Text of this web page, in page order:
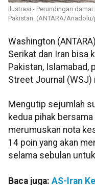
Ilustrasi - Perundingan
Pakistan. (ANTARA/
Washington
Serikat dan Iran bisa
Pakistan, Islamabad,
Street Journal
Mengutip sejumlah
kedua pihak
merumuskan nota
14 poin yang akan
selama sebulan
Baca juga: AS-Iran